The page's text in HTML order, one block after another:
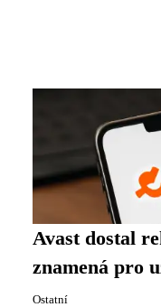
Avast dostal
znamená pro
Ostatní